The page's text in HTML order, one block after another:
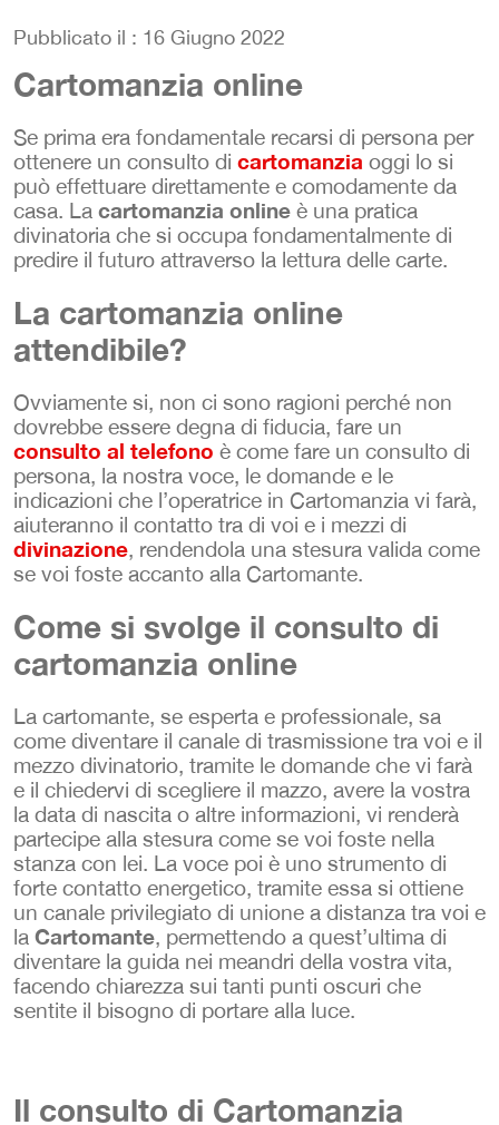
Pubblicato il : 16 Giugno 2022
Cartomanzia online
Se prima era fondamentale recarsi di persona per
ottenere un consulto di cartomanzia oggi lo si
può effettuare direttamente e comodamente da
casa. La cartomanzia online è una pratica
divinatoria che si occupa fondamentalmente di
predire il futuro attraverso la lettura delle carte.
La cartomanzia online
attendibile?
Ovviamente si, non ci sono ragioni perché non
dovrebbe essere degna di fiducia, fare un
consulto al telefono è come fare un consulto di
persona, la nostra voce, le domande e le
indicazioni che l’operatrice in Cartomanzia vi farà,
aiuteranno il contatto tra di voi e i mezzi di
divinazione, rendendola una stesura valida come
se voi foste accanto alla Cartomante.
Come si svolge il consulto di
cartomanzia online
La cartomante, se esperta e professionale, sa
come diventare il canale di trasmissione tra voi e il
mezzo divinatorio, tramite le domande che vi farà
e il chiedervi di scegliere il mazzo, avere la vostra
la data di nascita o altre informazioni, vi renderà
partecipe alla stesura come se voi foste nella
stanza con lei. La voce poi è uno strumento di
forte contatto energetico, tramite essa si ottiene
un canale privilegiato di unione a distanza tra voi e
la Cartomante, permettendo a quest’ultima di
diventare la guida nei meandri della vostra vita,
facendo chiarezza sui tanti punti oscuri che
sentite il bisogno di portare alla luce.
Il consulto di Cartomanzia